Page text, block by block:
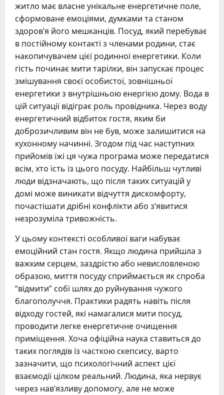
житло має власне унікальне енергетичне поле,
сформоване емоціями, думками та станом
здоров’я його мешканців. Посуд, який перебуває
в постійному контакті з членами родини, стає
накопичувачем цієї родинної енергетики. Коли
гість починає мити тарілки, він запускає процес
змішування своєї особистої, зовнішньої
енергетики з внутрішньою енергією дому. Вода в
цій ситуації відіграє роль провідника. Через воду
енергетичний відбиток гостя, яким би
доброзичливим він не був, може залишитися на
кухонному начинні. Згодом під час наступних
прийомів їжі ця чужа програма може передатися
всім, хто їсть із цього посуду. Найбільш чутливі
люди відзначають, що після таких ситуацій у
домі може виникати відчуття дискомфорту,
почастішати дрібні конфлікти або з’явитися
незрозуміла тривожність.
У цьому контексті особливої ваги набуває
емоційний стан гостя. Якщо людина прийшла з
важким серцем, заздрістю або невисловленою
образою, миття посуду сприймається як спроба
“відмити” собі шлях до руйнування чужого
благополуччя. Практики радять навіть після
відходу гостей, які намагалися мити посуд,
проводити легке енергетичне очищення
приміщення. Хоча офіційна наука ставиться до
таких поглядів із часткою скепсису, варто
зазначити, що психологічний аспект цієї
взаємодії цілком реальний. Людина, яка нервує
через нав’язливу допомогу, але не може